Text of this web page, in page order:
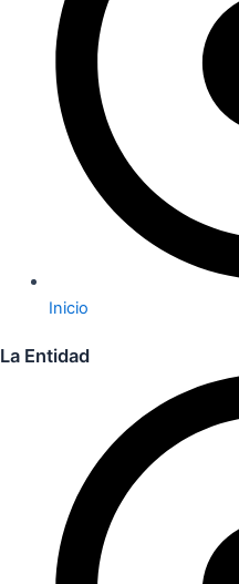
Inicio
La Entidad